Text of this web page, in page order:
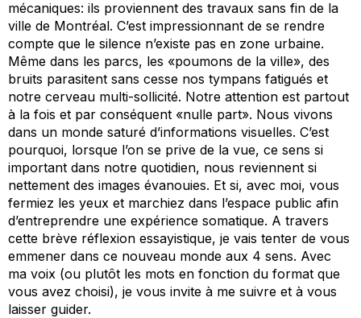
mécaniques: ils proviennent des travaux sans fin de la
ville de Montréal. C’est impressionnant de se rendre
compte que le silence n’existe pas en zone urbaine.
Même dans les parcs, les «poumons de la ville», des
bruits parasitent sans cesse nos tympans fatigués et
notre cerveau multi-sollicité. Notre attention est partout
à la fois et par conséquent «nulle part». Nous vivons
dans un monde saturé d’informations visuelles. C’est
pourquoi, lorsque l’on se prive de la vue, ce sens si
important dans notre quotidien, nous reviennent si
nettement des images évanouies. Et si, avec moi, vous
fermiez les yeux et marchiez dans l’espace public afin
d’entreprendre une expérience somatique. A travers
cette brève réflexion essayistique, je vais tenter de vous
emmener dans ce nouveau monde aux 4 sens. Avec
ma voix (ou plutôt les mots en fonction du format que
vous avez choisi), je vous invite à me suivre et à vous
laisser guider.